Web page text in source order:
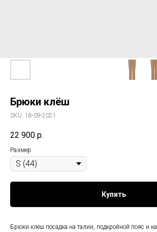
Брюки клёш
SKU: 18-09-2021
22 900 р.
Размер
Купить
Брюки клёш посадка на талии, подкройной пояс и